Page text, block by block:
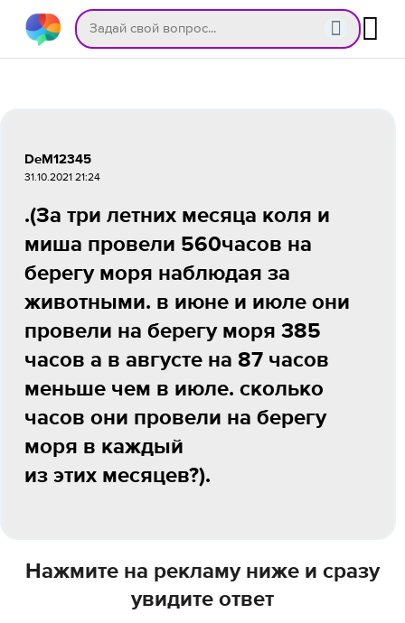
DeM12345
31.10.2021 21:24
.(За три летних месяца коля и
миша провели 560часов на
берегу моря наблюдая за
животными. в июне и июле они
провели на берегу моря 385
часов а в августе на 87 часов
меньше чем в июле. сколько
часов они провели на берегу
моря в каждый
из этих месяцев?).
Нажмите на рекламу ниже и сразу
увидите ответ